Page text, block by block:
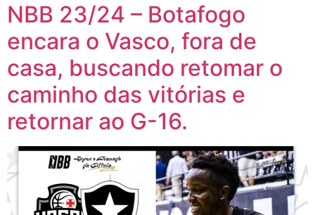
NBB 23/24 – Botafogo
encara o Vasco, fora de
casa, buscando retomar o
caminho das vitórias e
retornar ao G-16.